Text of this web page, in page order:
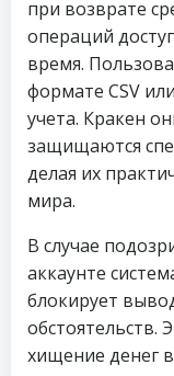
при возврате
операций
время.
формате CSV
учета. Кракен
защищаются
делая их
мира.
В случае
аккаунте
блокирует
обстоятельств.
хищение денег